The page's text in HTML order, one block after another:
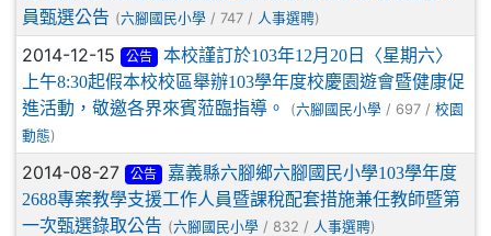
員甄選公告 (六腳國民小學 / 747 / 人事選聘)
2014-12-15 公告
本校謹訂於103年12月20日〈星期六〉
上午8:30起假本校校區舉辦103學年度校慶園遊會暨健康促
進活動，敬邀各界來賓蒞臨指導。
(六腳國民小學 / 697 / 校園
動態)
2014-08-27 公告
嘉義縣六腳鄉六腳國民小學103學年度
2688專案教學支援工作人員暨課稅配套措施兼任教師暨第
一次甄選錄取公告 (六腳國民小學 / 832 / 人事選聘)